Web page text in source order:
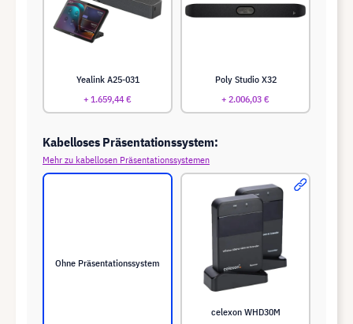
Yealink A25-031
+ 1.659,44 €
Poly Studio X32
+ 2.006,03 €
Kabelloses Präsentationssystem:
Mehr zu kabellosen Präsentationssystemen
Ohne Präsentationssystem
celexon WHD30M